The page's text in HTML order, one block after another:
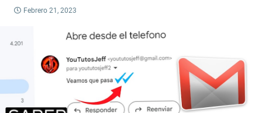
Febrero 21, 2023